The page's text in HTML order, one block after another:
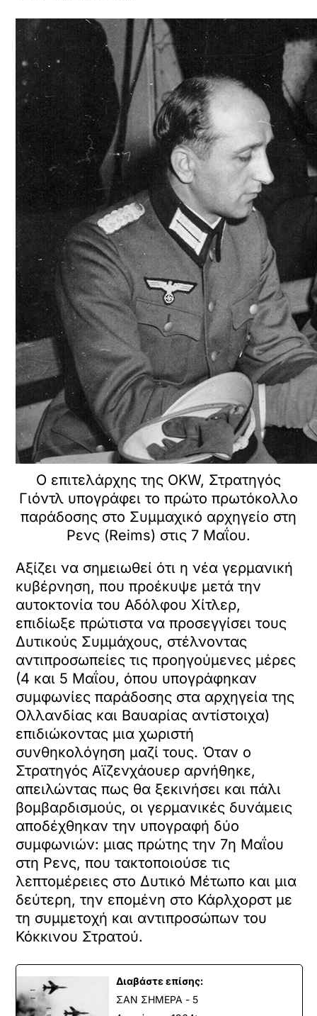
Ο επιτελάρχης της OKW, Στρατηγός
Γιόντλ υπογράφει το πρώτο πρωτόκολλο
παράδοσης στο Συμμαχικό αρχηγείο στη
Ρενς (Reims) στις 7 Μαΐου.
Αξίζει να σημειωθεί ότι η νέα γερμανική
κυβέρνηση, που προέκυψε μετά την
αυτοκτονία του Αδόλφου Χίτλερ,
επιδίωξε πρώτιστα να προσεγγίσει τους
Δυτικούς Συμμάχους, στέλνοντας
αντιπροσωπείες τις προηγούμενες μέρες
(4 και 5 Μαΐου, όπου υπογράφηκαν
συμφωνίες παράδοσης στα αρχηγεία της
Ολλανδίας και Βαυαρίας αντίστοιχα)
επιδιώκοντας μια χωριστή
συνθηκολόγηση μαζί τους. Όταν ο
Στρατηγός Αϊζενχάουερ αρνήθηκε,
απειλώντας πως θα ξεκινήσει και πάλι
βομβαρδισμούς, οι γερμανικές δυνάμεις
αποδέχθηκαν την υπογραφή δύο
συμφωνιών: μιας πρώτης την 7η Μαΐου
στη Ρενς, που τακτοποιούσε τις
λεπτομέρειες στο Δυτικό Μέτωπο και μια
δεύτερη, την επομένη στο Κάρλχορστ με
τη συμμετοχή και αντιπροσώπων του
Κόκκινου Στρατού.
Διαβάστε επίσης:
ΣΑΝ ΣΗΜΕΡΑ - 5